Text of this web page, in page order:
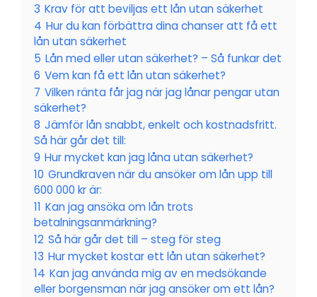
3 Krav för att beviljas ett lån utan säkerhet
4 Hur du kan förbättra dina chanser att få ett
lån utan säkerhet
5 Lån med eller utan säkerhet? – Så funkar det
6 Vem kan få ett lån utan säkerhet?
7 Vilken ränta får jag när jag lånar pengar utan
säkerhet?
8 Jämför lån snabbt, enkelt och kostnadsfritt.
Så här går det till:
9 Hur mycket kan jag låna utan säkerhet?
10 Grundkraven när du ansöker om lån upp till
600 000 kr är:
11 Kan jag ansöka om lån trots
betalningsanmärkning?
12 Så här går det till – steg för steg
13 Hur mycket kostar ett lån utan säkerhet?
14 Kan jag använda mig av en medsökande
eller borgensman när jag ansöker om ett lån?